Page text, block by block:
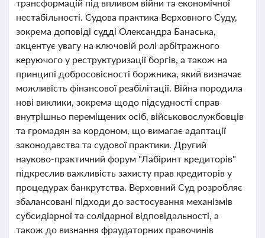
трансформацій під впливом війни та економічної
нестабільності. Судова практика Верховного Суду,
зокрема доповіді судді Олександра Банаська,
акцентує увагу на ключовій ролі арбітражного
керуючого у реструктуризації боргів, а також на
принципі добросовісності боржника, який визначає
можливість фінансової реабілітації. Війна породила
нові виклики, зокрема щодо підсудності справ
внутрішньо переміщених осіб, військовослужбовців
та громадян за кордоном, що вимагає адаптації
законодавства та судової практики. Другий
науково-практичний форум "Лабіринт кредиторів"
підкреслив важливість захисту прав кредиторів у
процедурах банкрутства. Верховний Суд розробляє
збалансовані підходи до застосування механізмів
субсидіарної та солідарної відповідальності, а
також до визнання фраудаторних правочинів